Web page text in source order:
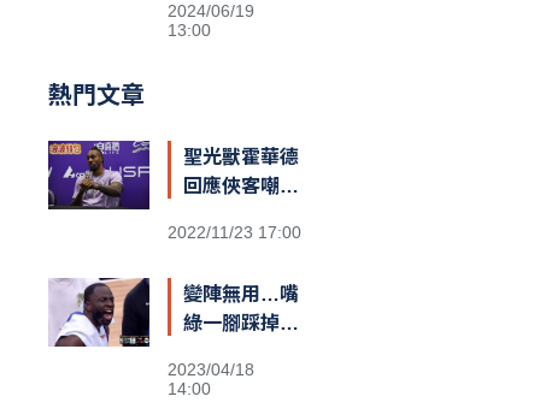
2024/06/19
13:00
熱門文章
聖光獸霍華德
回應俠客嘲諷
仇恨！我擁有
隊友，台灣給
我一對翅膀」
2022/11/23 17:00
變陣無用…嘴
綠一腳踩掉勇
2023/04/18
14:00